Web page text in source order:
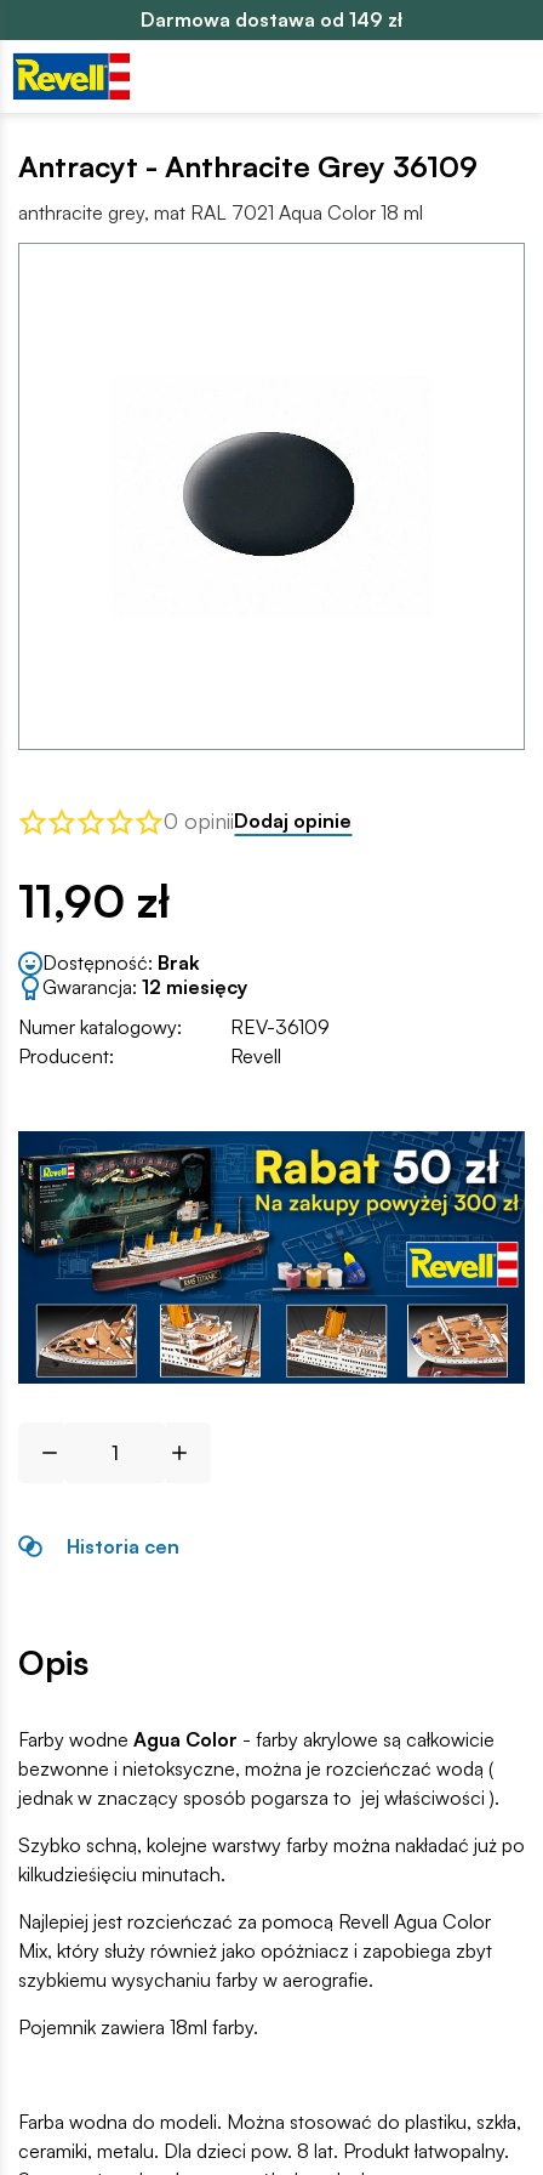
Darmowa dostawa od 149 zł
Antracyt - Anthracite Grey 36109
anthracite grey, mat RAL 7021 Aqua Color 18 ml
0 opiniiDodaj opinie
11,90 zł
Dostępność: Brak
Gwarancja: 12 miesięcy
Numer katalogowy:
REV-36109
Producent:
Revell
Historia cen
Opis
Farby wodne Agua Color - farby akrylowe są całkowicie
bezwonne i nietoksyczne, można je rozcieńczać wodą (
jednak w znaczący sposób pogarsza to jej właściwości ).
Szybko schną, kolejne warstwy farby można nakładać już po
kilkudzieśięciu minutach.
Najlepiej jest rozcieńczać za pomocą Revell Agua Color
Mix, który służy również jako opóżniacz i zapobiega zbyt
szybkiemu wysychaniu farby w aerografie.
Pojemnik zawiera 18ml farby.
Farba wodna do modeli. Można stosować do plastiku, szkła,
ceramiki, metalu. Dla dzieci pow. 8 lat. Produkt łatwopalny.